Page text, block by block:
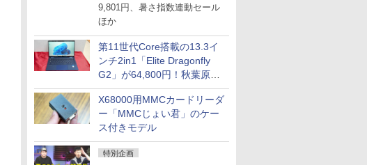
9,801円、暑さ指数連動セール
ほか
第11世代Core搭載の13.3イ
ンチ2in1「Elite Dragonfly
G2」が64,800円！秋葉原で
中古PCセール
X68000用MMCカードリーダ
ー「MMCじょい君」のケー
ス付きモデル
特別企画